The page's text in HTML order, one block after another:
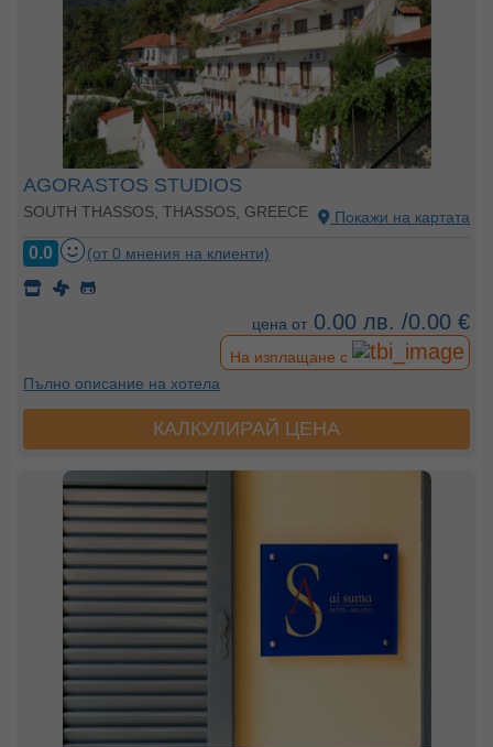
AGORASTOS STUDIOS
SOUTH THASSOS, THASSOS, GREECE Покажи на картата
0.0 (от 0 мнения на клиенти)
цена от 0.00 лв. /0.00 €
На изплащане с
Пълно описание на хотела
КАЛКУЛИРАЙ ЦЕНА